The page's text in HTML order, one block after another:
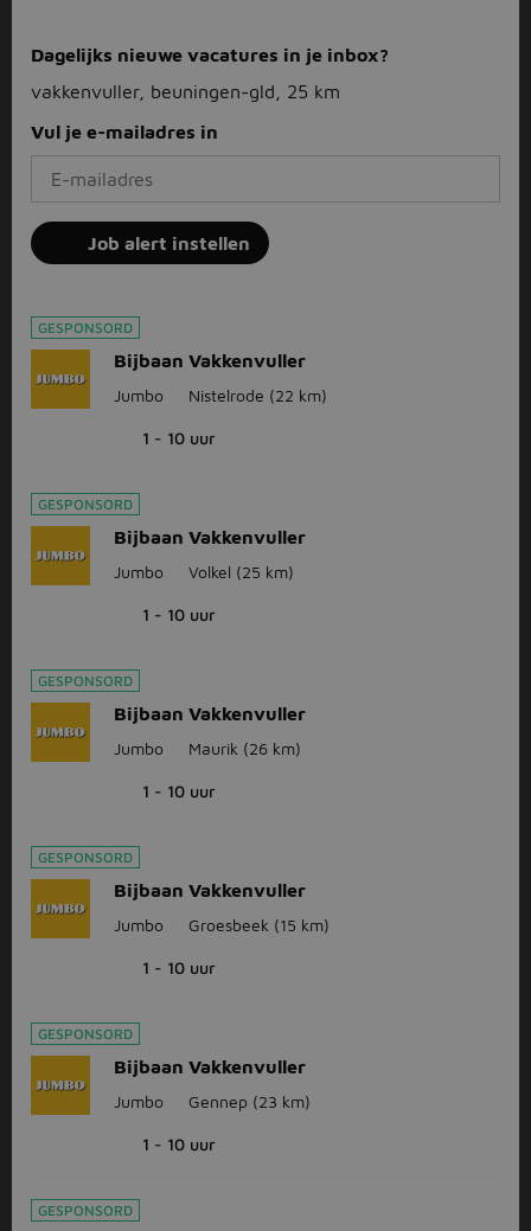
Dagelijks nieuwe vacatures in je inbox?
vakkenvuller, beuningen-gld, 25 km
Vul je e-mailadres in
Job alert instellen
GESPONSORD
Bijbaan Vakkenvuller
Jumbo Nistelrode (22 km)
1 - 10 uur
GESPONSORD
Bijbaan Vakkenvuller
Jumbo Volkel (25 km)
1 - 10 uur
GESPONSORD
Bijbaan Vakkenvuller
Jumbo Maurik (26 km)
1 - 10 uur
GESPONSORD
Bijbaan Vakkenvuller
Jumbo Groesbeek (15 km)
1 - 10 uur
GESPONSORD
Bijbaan Vakkenvuller
Jumbo Gennep (23 km)
1 - 10 uur
GESPONSORD